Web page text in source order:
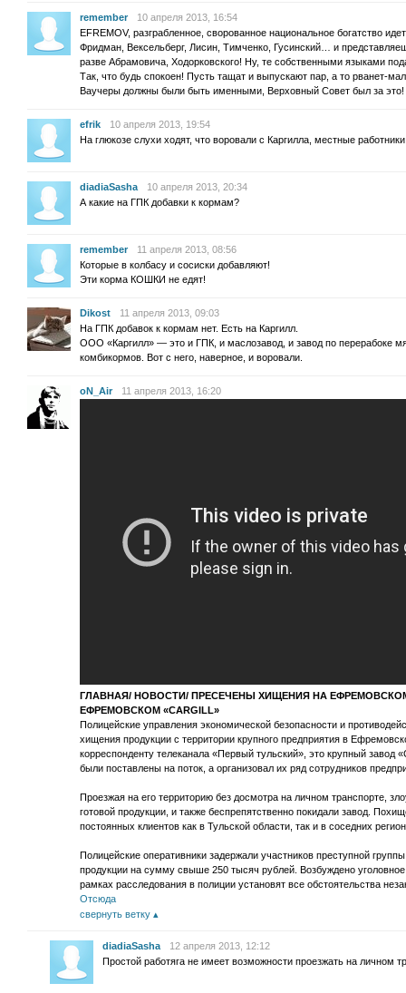
remember
10 апреля 2013, 16:54
EFREMOV, разграбленное, сворованное национальное богатство
Фридман, Вексельберг, Лисин, Тимченко, Гусинский… и
разве Абрамовича, Ходорковского! Ну, те собственными языками
Так, что будь спокоен! Пусть тащат и выпускают пар, а то рванет-
Ваучеры должны были быть именными, Верховный Совет был за это!
efrik
10 апреля 2013, 19:54
На глюкозе слухи ходят, что воровали с Каргилла, местные
diadiaSasha
10 апреля 2013, 20:34
А какие на ГПК добавки к кормам?
remember
11 апреля 2013, 08:56
Которые в колбасу и сосиски добавляют!
Эти корма КОШКИ не едят!
Dikost
11 апреля 2013, 09:03
На ГПК добавок к кормам нет. Есть на Каргилл.
ООО «Каргилл» — это и ГПК, и маслозавод, и завод по перерабоке
комбикормов. Вот с него, наверное, и воровали.
oN_Air 11 апреля 2013, 16:20
ГЛАВНАЯ/ НОВОСТИ/ ПРЕСЕЧЕНЫ ХИЩЕНИЯ НА
ЕФРЕМОВСКОМ «CARGILL»
Полицейские управления экономической безопасности и
хищения продукции с территории крупного предприятия в
корреспонденту телеканала «Первый тульский», это крупный завод
были поставлены на поток, а организовал их ряд сотрудников
Проезжая на его территорию без досмотра на личном транспорте,
готовой продукции, и также беспрепятственно покидали завод.
постоянных клиентов как в Тульской области, так и в соседних
Полицейские оперативники задержали участников преступной
продукции на сумму свыше 250 тысяч рублей. Возбуждено
рамках расследования в полиции установят все обстоятельства
Отсюда
свернуть ветку
diadiaSasha
12 апреля 2013, 12:12
Простой работяга не имеет возможности проезжать на личном